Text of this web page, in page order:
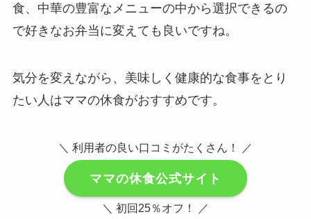
食、中華の豊富なメニューの中から選択できるの
で好きなお弁当に変えても良いですね。
気分を変えながら、美味しく健康的な食事をとり
たい人はママの休食がおすすめです。
＼ 利用者の良い口コミがたくさん！ ／
ママの休食公式サイト
＼ 初回25％オフ！ ／